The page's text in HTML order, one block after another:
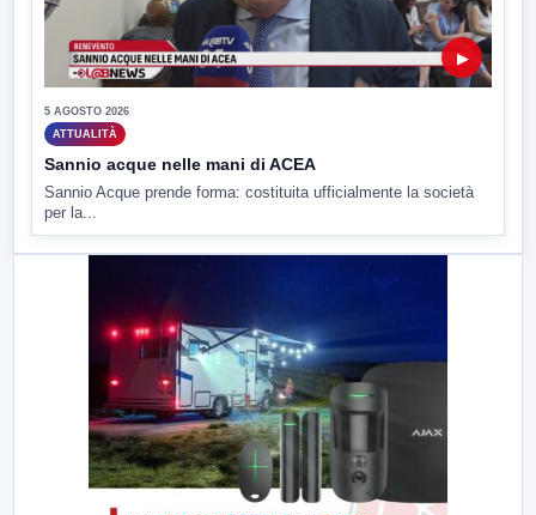
▶
5 AGOSTO 2026
ATTUALITÀ
Sannio acque nelle mani di ACEA
Sannio Acque prende forma: costituita ufficialmente la società
per la...